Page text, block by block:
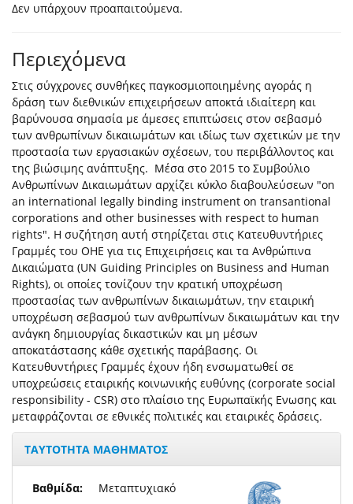
Δεν υπάρχουν προαπαιτούμενα.
Περιεχόμενα
Στις σύγχρονες συνθήκες παγκοσμιοποιημένης αγοράς η
δράση των διεθνικών επιχειρήσεων αποκτά ιδιαίτερη και
βαρύνουσα σημασία με άμεσες επιπτώσεις στον σεβασμό
των ανθρωπίνων δικαιωμάτων και ιδίως των σχετικών με την
προστασία των εργασιακών σχέσεων, του περιβάλλοντος και
της βιώσιμης ανάπτυξης. Μέσα στο 2015 το Συμβούλιο
Ανθρωπίνων Δικαιωμάτων αρχίζει κύκλο διαβουλεύσεων "on
an international legally binding instrument on transantional
corporations and other businesses with respect to human
rights". Η συζήτηση αυτή στηρίζεται στις Κατευθυντήριες
Γραμμές του ΟΗΕ για τις Επιχειρήσεις και τα Ανθρώπινα
Δικαιώματα (UN Guiding Principles on Business and Human
Rights), οι οποίες τονίζουν την κρατική υποχρέωση
προστασίας των ανθρωπίνων δικαιωμάτων, την εταιρική
υποχρέωση σεβασμού των ανθρωπίνων δικαιωμάτων και την
ανάγκη δημιουργίας δικαστικών και μη μέσων
αποκατάστασης κάθε σχετικής παράβασης. Οι
Κατευθυντήριες Γραμμές έχουν ήδη ενσωματωθεί σε
υποχρεώσεις εταιρικής κοινωνικής ευθύνης (corporate social
responsibility - CSR) στο πλαίσιο της Ευρωπαϊκής Ενωσης και
μεταφράζονται σε εθνικές πολιτικές και εταιρικές δράσεις.
ΤΑΥΤΟΤΗΤΑ ΜΑΘΗΜΑΤΟΣ
Βαθμίδα:
Μεταπτυχιακό